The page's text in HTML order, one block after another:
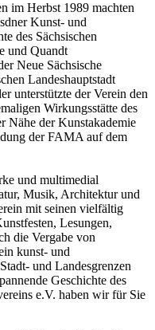
im Herbst 1989 machten
Kunst- und
des Sächsischen
und Quandt
Neue Sächsische
Landeshauptstadt
unterstützte der Verein den
Wirkungsstätte des
Nähe der Kunstakademie
der FAMA auf dem
und multimedial
Musik, Architektur und
mit seinen vielfältig
Lesungen,
die Vergabe von
kunst- und
und Landesgrenzen
Geschichte des
e.V. haben wir für Sie